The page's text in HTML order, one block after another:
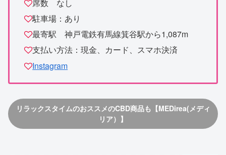
席数 なし
駐車場：あり
最寄駅 神戸電鉄有馬線箕谷駅から1,087m
支払い方法：現金、カード、スマホ決済
Instagram
リラックスタイムのおススメのCBD商品も【MEDirea(メディ
リア）】